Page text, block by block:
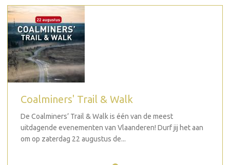
Coalminers' Trail & Walk
De Coalminers’ Trail & Walk is één van de meest
uitdagende evenementen van Vlaanderen! Durf jij het aan
om op zaterdag 22 augustus de...